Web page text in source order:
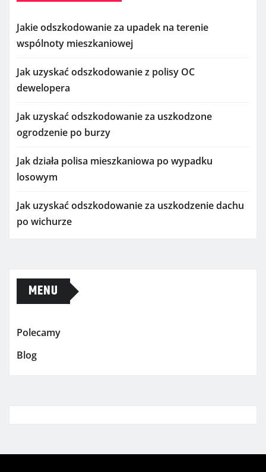
Jakie odszkodowanie za upadek na terenie
wspólnoty mieszkaniowej
Jak uzyskać odszkodowanie z polisy OC
dewelopera
Jak uzyskać odszkodowanie za uszkodzone
ogrodzenie po burzy
Jak działa polisa mieszkaniowa po wypadku
losowym
Jak uzyskać odszkodowanie za uszkodzenie dachu
po wichurze
MENU
Polecamy
Blog